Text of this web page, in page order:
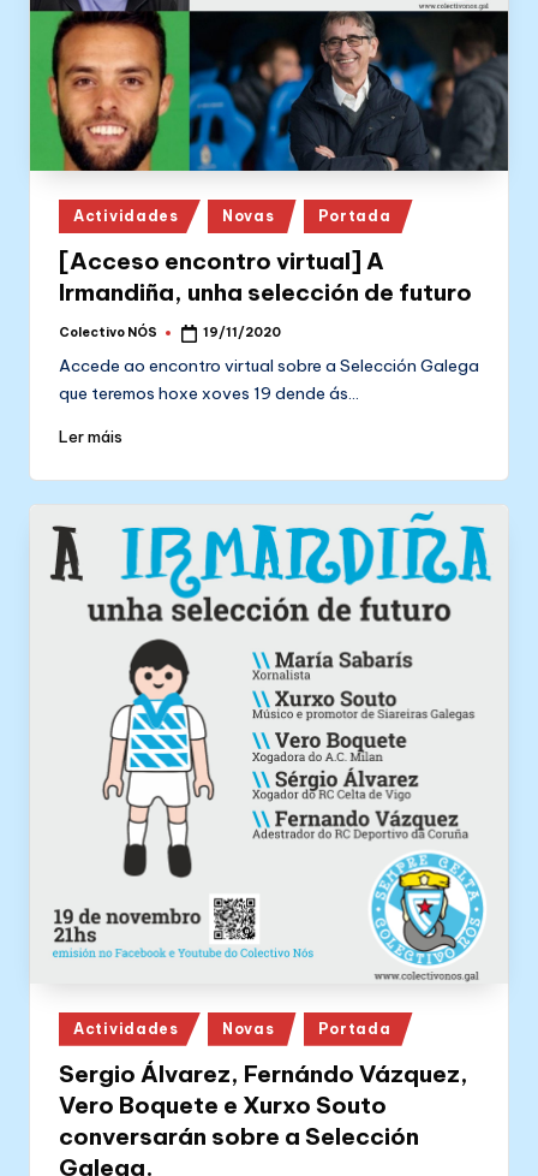
Posted
in
Actividades Novas Portada
[Acceso encontro virtual] A
Irmandiña, unha selección de futuro
Posted
Colectivo NÓS 19/11/2020
Accede ao encontro virtual sobre a Selección Galega
que teremos hoxe xoves 19 dende ás…
Ler máis
Posted
in
Actividades Novas Portada
Sergio Álvarez, Fernándo Vázquez,
Vero Boquete e Xurxo Souto
conversarán sobre a Selección
Galega.